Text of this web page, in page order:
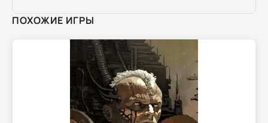
ПОХОЖИЕ ИГРЫ